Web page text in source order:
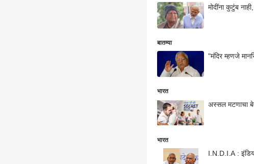
मोदींना कुटुंब
बातम्या
"मंदिर म्हणजे
भारत
अस्सल मटणाचा
भारत
I.N.D.I.A :